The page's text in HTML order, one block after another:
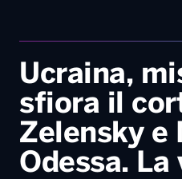
Ucraina,
sfiora il
Zelensky e
Odessa. La